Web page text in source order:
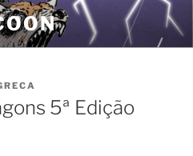
5ª Edição